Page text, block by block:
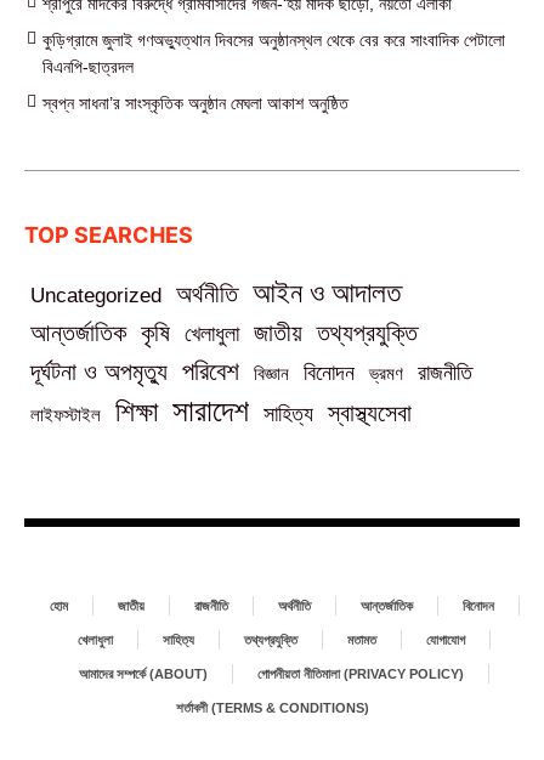
কুড়িগ্রামে জুলাই গণঅভ্যুত্থান দিবসের অনুষ্ঠানস্থল থেকে বের করে সাংবাদিক পেটালো
বিএনপি-ছাত্রদল
স্বপ্ন সাধনা’র সাংস্কৃতিক অনুষ্ঠান মেঘলা আকাশ অনুষ্ঠিত
TOP SEARCHES
Uncategorized অর্থনীতি আইন ও আদালত
আন্তর্জাতিক কৃষি খেলাধুলা জাতীয় তথ্যপ্রযুক্তি
দূর্ঘটনা ও অপমৃত্যু পরিবেশ বিজ্ঞান বিনোদন ভ্রমণ রাজনীতি
লাইফস্টাইল শিক্ষা সারাদেশ সাহিত্য স্বাস্থ্যসেবা
হোম জাতীয় রাজনীতি অর্থনীতি আন্তর্জাতিক বিনোদন
খেলাধুলা সাহিত্য তথ্যপ্রযুক্তি মতামত যোগাযোগ
আমাদের সম্পর্কে (ABOUT) গোপনীয়তা নীতিমালা (PRIVACY POLICY)
শর্তাবলী (TERMS & CONDITIONS)